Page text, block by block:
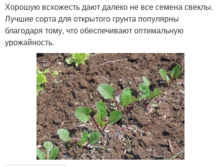
Хорошую всхожесть дают далеко не все семена свеклы.
Лучшие сорта для открытого грунта популярны
благодаря тому, что обеспечивают оптимальную
урожайность.